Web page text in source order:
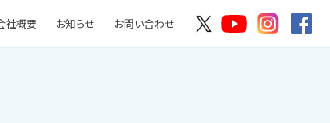
社概要 お知らせ お問い合わせ